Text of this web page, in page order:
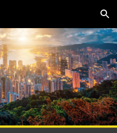
Skip to navigation